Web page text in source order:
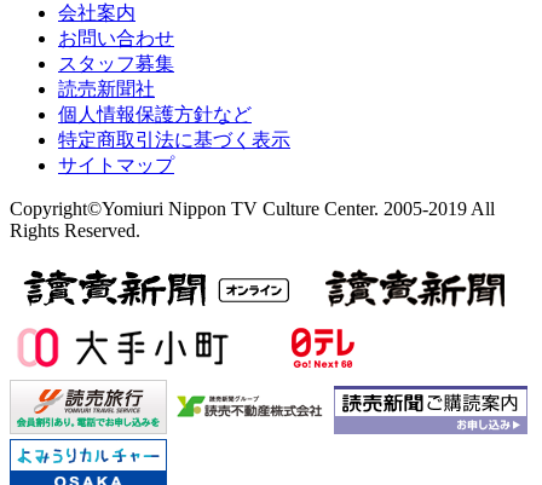
会社案内
お問い合わせ
スタッフ募集
読売新聞社
個人情報保護方針など
特定商取引法に基づく表示
サイトマップ
Copyright©Yomiuri Nippon TV Culture Center. 2005-2019 All
Rights Reserved.